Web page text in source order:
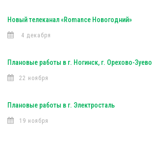
Новый телеканал «Romance Новогодний»
4 декабря
Плановые работы в г. Ногинск, г. Орехово-Зуево
22 ноября
Плановые работы в г. Электросталь
19 ноября